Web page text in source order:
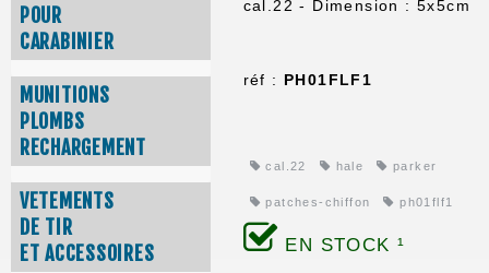
POUR
CARABINIER
MUNITIONS
PLOMBS
RECHARGEMENT
VETEMENTS
DE TIR
ET ACCESSOIRES
cal.22 - Dimension : 5x5cm
réf : PH01FLF1
cal.22 hale parker
patches-chiffon ph01flf1
EN STOCK ¹